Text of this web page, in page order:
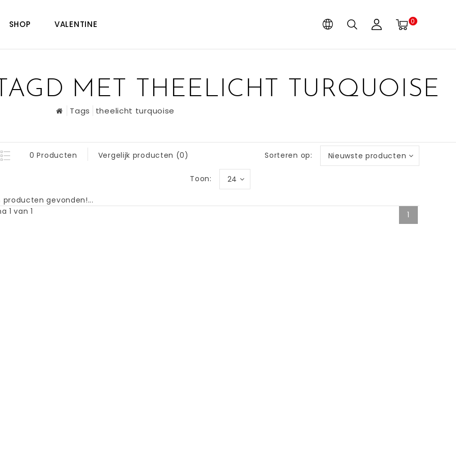
SHOP VALENTINE 0
MET THEELICHT TURQUOISE
Tags theelicht turquoise
0 Producten Vergelijk producten (0) Sorteren op: Nieuwste producten
Toon: 24
producten gevonden!...
1 van 1
1